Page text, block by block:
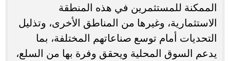
الممكنة للمستثمرين في هذه المنطقة
الاستثمارية، وغيرها من المناطق الأخرى، وتذليل
التحديات أمام توسع صناعاتهم المختلفة، بما
يدعم السوق المحلية ويحقق وفرة بها من السلع،